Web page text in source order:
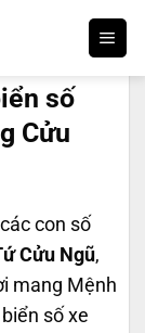
số
Cửu
con số
Cửu Ngũ,
mang Mệnh
số xe